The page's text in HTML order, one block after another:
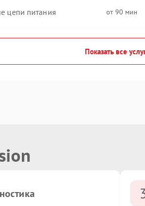
цепи питания 90
Показать все